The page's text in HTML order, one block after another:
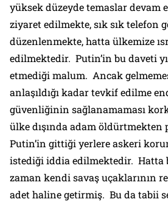
yüksek düzeyde temaslar devam
ziyaret edilmekte, sık sık telefon
düzenlenmekte, hatta ülkemize
edilmektedir. Putin’in bu daveti
etmediği malum. Ancak
anlaşıldığı kadar tevkif edilme
güvenliğinin sağlanamaması
ülke dışında adam öldürtmekten
Putin’in gittiği yerlere askeri
istediği iddia edilmektedir. Hatta
zaman kendi savaş uçaklarının
adet haline getirmiş. Bu da tabii